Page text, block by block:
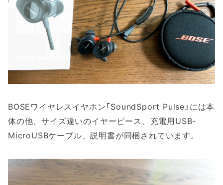
BOSEワイヤレスイヤホン「SoundSport Pulse」には本
体の他、サイズ違いのイヤーピース、充電用USB-
MicroUSBケーブル、説明書が同梱されています。